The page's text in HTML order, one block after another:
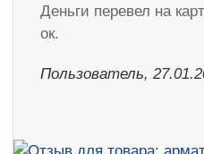
Деньги перевел на
ок.
Пользователь,